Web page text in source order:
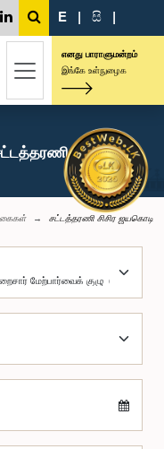
E | සි |
எனது பாராளுமன்றம்
இங்கே உள்நுழைக
சிசிர
சட்டத்தரணி சிசிர ஜயகொடி